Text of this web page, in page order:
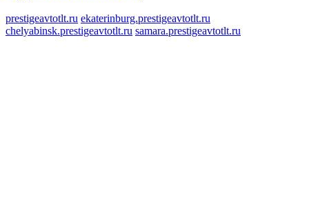
prestigeavtotlt.ru ekaterinburg.prestigeavtotlt.ru
chelyabinsk.prestigeavtotlt.ru samara.prestigeavtotlt.ru